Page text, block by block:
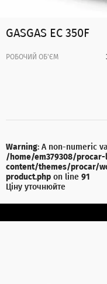
GASGAS EC 350F
РОБОЧИЙ ОБ'ЄМ
Warning: A non-numeric
/home/em379308/
content/themes/procar/
product.php on line 91
Ціну уточнюйте